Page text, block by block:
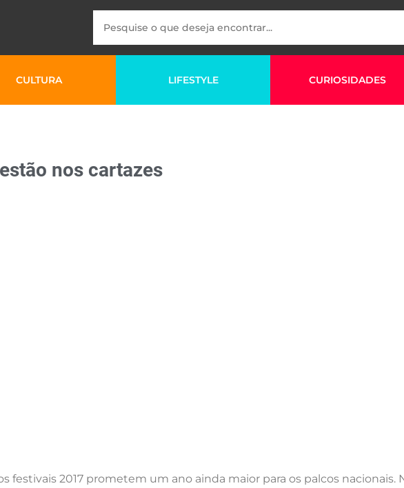
CULTURA LIFESTYLE CURIOSIDADES
nos cartazes
festivais 2017 prometem um ano ainda maior para os palcos nacionais.